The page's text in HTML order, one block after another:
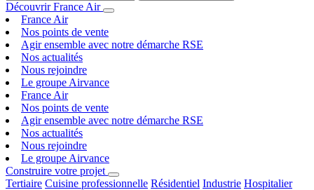
Découvrir France Air
France Air
Nos points de vente
Agir ensemble avec notre démarche RSE
Nos actualités
Nous rejoindre
Le groupe Airvance
France Air
Nos points de vente
Agir ensemble avec notre démarche RSE
Nos actualités
Nous rejoindre
Le groupe Airvance
Construire votre projet
Tertiaire Cuisine professionnelle Résidentiel Industrie Hospitalier